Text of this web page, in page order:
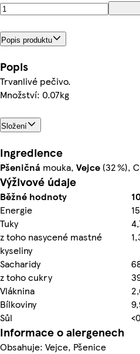
Popis produktu
Popis
Trvanlivé pečivo.
Množství: 0.07kg
Složení
Ingredience
Pšeničná mouka, Vejce (32 %),
Výživové údaje
Běžné hodnoty
Energie
Tuky
z toho nasycené mastné
kyseliny
Sacharidy
z toho cukry
Vláknina
Bílkoviny
Sůl
Informace o alergenech
Obsahuje: Vejce, Pšenice